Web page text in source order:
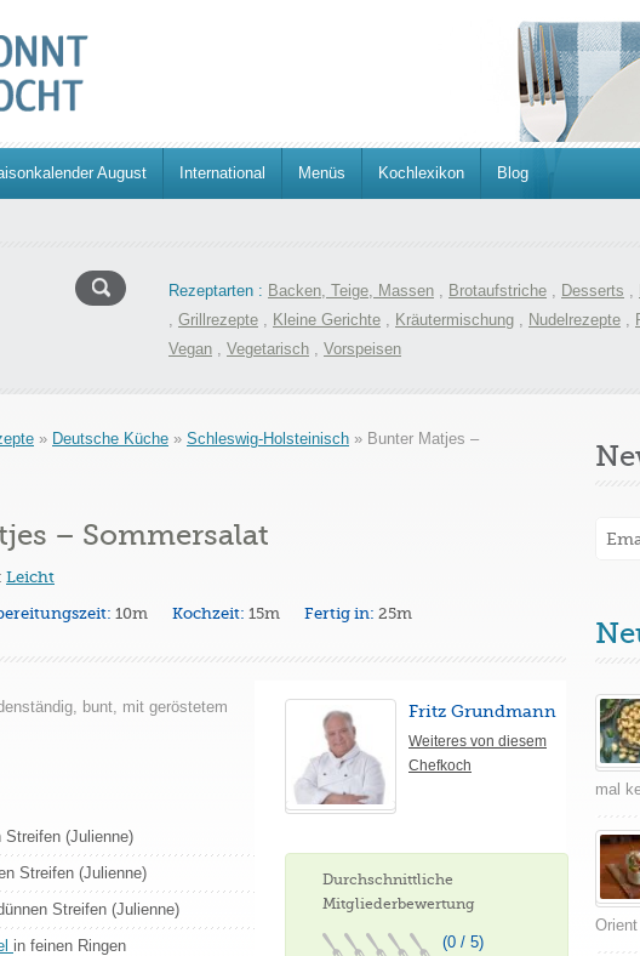
August International Menüs Kochlexikon Blog
Rezeptarten : Backen, Teige, Massen , Brotaufstriche , Desserts ,
, Grillrezepte , Kleine Gerichte , Kräutermischung , Nudelrezepte ,
Vegan , Vegetarisch , Vorspeisen
» Deutsche Küche » Schleswig-Holsteinisch » Bunter Matjes –
– Sommersalat
Leicht
10m Kochzeit: 15m Fertig in: 25m
Fritz Grundmann
Weiteres von diesem
Chefkoch
Durchschnittliche
Mitgliederbewertung
(0 / 5)
bunt, mit geröstetem
(Julienne)
Streifen (Julienne)
Streifen (Julienne)
in feinen Ringen
mal